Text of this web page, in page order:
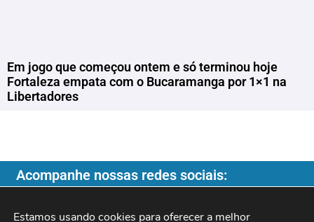
Em jogo que começou ontem e só terminou hoje
Fortaleza empata com o Bucaramanga por 1×1 na
Libertadores
Acompanhe nossas redes sociais:
Estamos usando cookies para oferecer a melhor